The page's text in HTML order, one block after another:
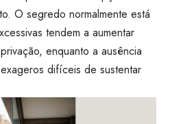
O segredo normalmente está
tendem a aumentar
enquanto a ausência
difíceis de sustentar